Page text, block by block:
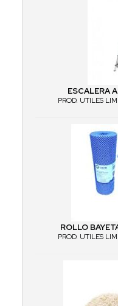
ESCALERA
PROD. UTILES
ROLLO
PROD. UTILES